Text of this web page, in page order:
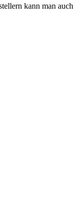
kann man auch